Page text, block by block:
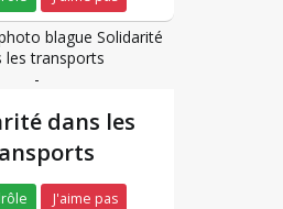
-
dans les
J'aime pas